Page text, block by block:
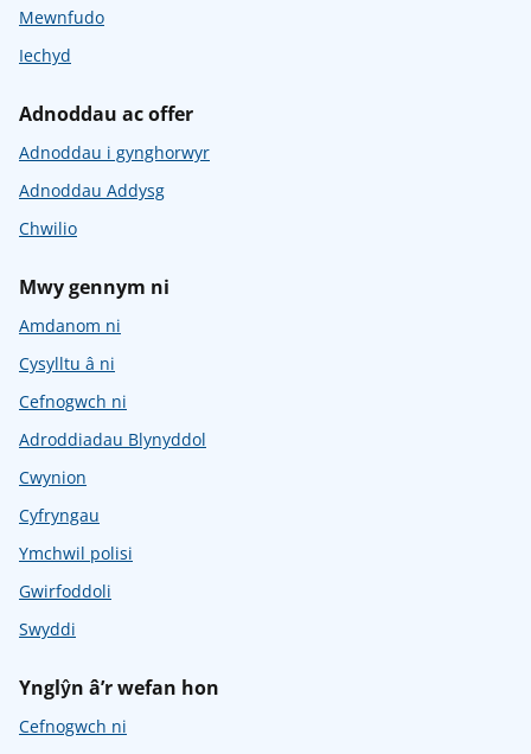
Mewnfudo
Iechyd
Adnoddau ac offer
Adnoddau i gynghorwyr
Adnoddau Addysg
Chwilio
Mwy gennym ni
Amdanom ni
Cysylltu â ni
Cefnogwch ni
Adroddiadau Blynyddol
Cwynion
Cyfryngau
Ymchwil polisi
Gwirfoddoli
Swyddi
Ynglŷn â’r wefan hon
Cefnogwch ni